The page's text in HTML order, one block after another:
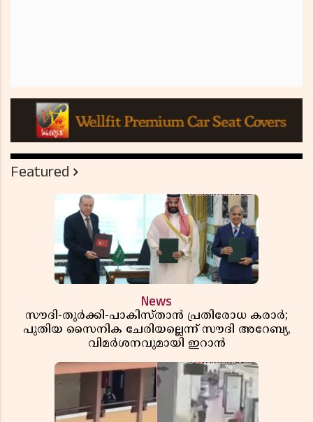
Featured
News
സൗദി-തുർക്കി-പാകിസ്താൻ പ്രതിരോധ കരാർ;
പുതിയ സൈനിക ചേരിയല്ലെന്ന് സൗദി അറേബ്യ,
വിമർശനവുമായി ഇറാൻ